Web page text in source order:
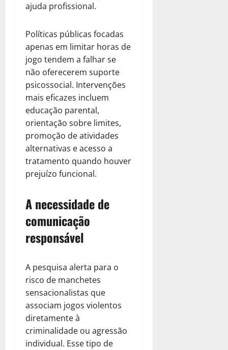
ajuda profissional.
Políticas públicas focadas
apenas em limitar horas de
jogo tendem a falhar se
não oferecerem suporte
psicossocial. Intervenções
mais eficazes incluem
educação parental,
orientação sobre limites,
promoção de atividades
alternativas e acesso a
tratamento quando houver
prejuízo funcional.
A necessidade de
comunicação
responsável
A pesquisa alerta para o
risco de manchetes
sensacionalistas que
associam jogos violentos
diretamente à
criminalidade ou agressão
individual. Esse tipo de